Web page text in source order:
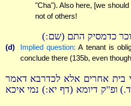
"Cha"). Also here, [we
not of others!
כדמסיק התם (שם:)
(d) Implied question: A tenant is
conclude there (135b, even
בית אחרים אלא לכדרבא דאמר
ופ''ק דיומא (דף יא:) נמי איכא